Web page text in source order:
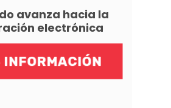
avanza hacia la
electrónica